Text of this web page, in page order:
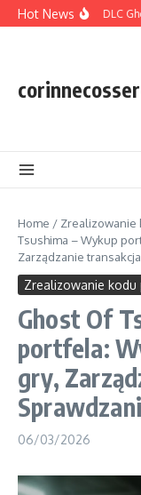
Skip to content
Hot News
Zawartość DLC
Home / Zrealizowanie
Tsushima – Wykup
Zarządzanie
Zrealizowanie
Ghost Of
portfela:
gry,
06/03/2026